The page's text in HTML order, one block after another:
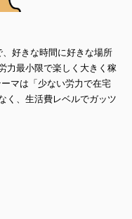
個人情報の照会、修正また
うえで、合理的な範囲です
立てについて
を守っていないと思われ
好きな時間に好きな場所
力最小限で楽しく大きく稼
マは「少ない労力で在宅
く、生活費レベルでガッツ